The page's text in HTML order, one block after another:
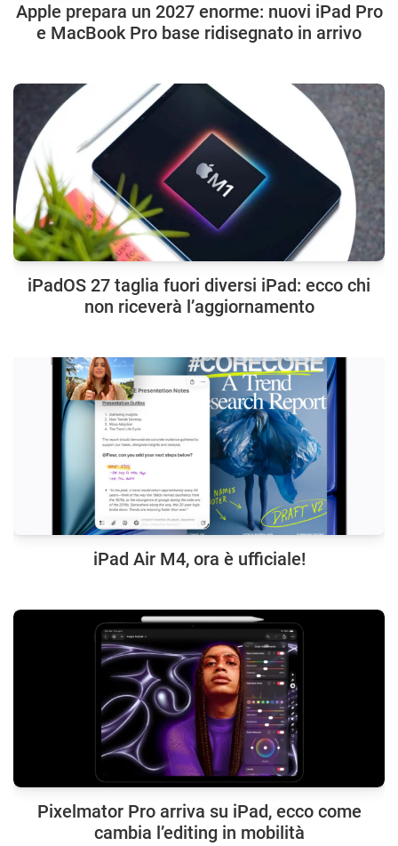
Apple prepara un 2027 enorme: nuovi iPad Pro
e MacBook Pro base ridisegnato in arrivo
iPadOS 27 taglia fuori diversi iPad: ecco chi
non riceverà l’aggiornamento
iPad Air M4, ora è ufficiale!
Pixelmator Pro arriva su iPad, ecco come
cambia l’editing in mobilità